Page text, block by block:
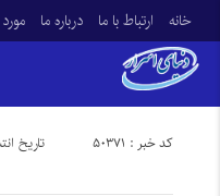
خانه ارتباط با ما درباره ما
تاریخ انتشار : کد خبر : 50371